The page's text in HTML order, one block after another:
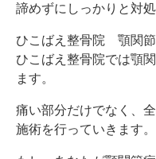
諦めずにしっかりと対処
ひこばえ整骨院 顎関
ひこばえ整骨院では顎
ます。
痛い部分だけでなく、
施術を行っていきます。